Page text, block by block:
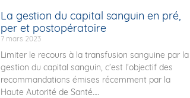
La gestion du capital sanguin en pré,
per et postopératoire
7 mars 2023
Limiter le recours à la transfusion sanguine par la
gestion du capital sanguin, c’est l’objectif des
recommandations émises récemment par la
Haute Autorité de Santé.